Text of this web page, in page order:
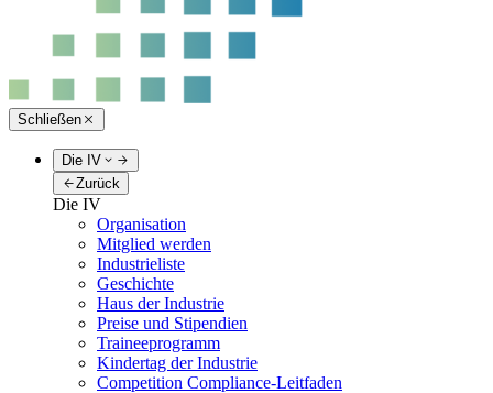
Schließen
Die IV
Zurück
Die IV
Organisation
Mitglied werden
Industrieliste
Geschichte
Haus der Industrie
Preise und Stipendien
Traineeprogramm
Kindertag der Industrie
Competition Compliance-Leitfaden